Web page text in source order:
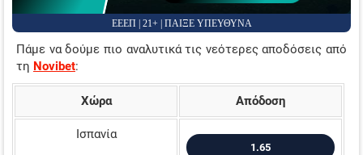
ΕΕΕΠ | 21+ | ΠΑΙΞΕ ΥΠΕΥΘΥΝΑ
Πάμε να δούμε πιο αναλυτικά τις νεότερες αποδόσεις από
τη Novibet:
Χώρα Απόδοση
Ισπανία
1.65